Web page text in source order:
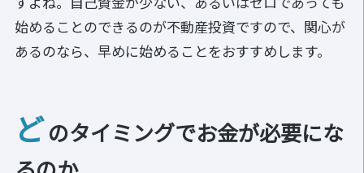
始めることのできるのが不動産投資ですので、関心が
あるのなら、早めに始めることをおすすめします。
どのタイミングでお金が必要にな